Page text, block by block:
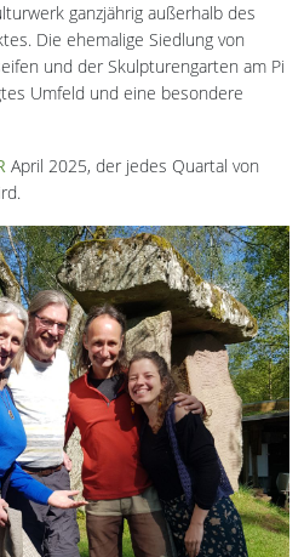
ganzjährig außerhalb des
Die ehemalige Siedlung von
und der Skulpturengarten am Pi
Umfeld und eine besondere
April 2025, der jedes Quartal von